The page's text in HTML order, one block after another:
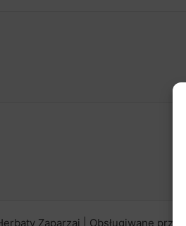
Zaparzaj | Obsługiwane przez